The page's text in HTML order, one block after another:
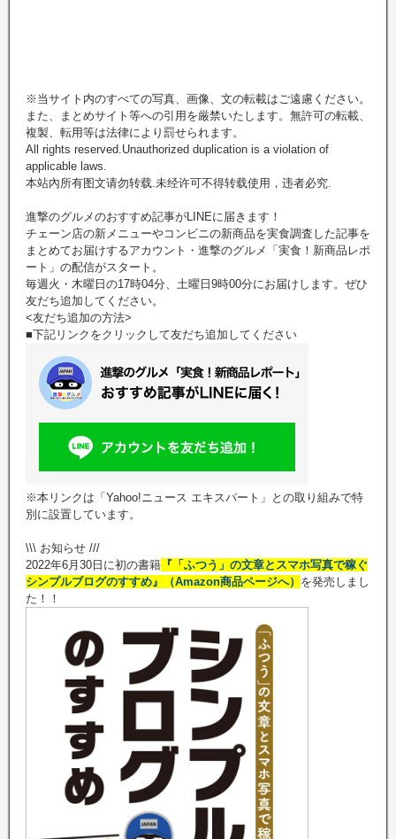
※当サイト内のすべての写真、画像、文の転載はご遠慮ください。
また、まとめサイト等への引用を厳禁いたします。無許可の転載、
複製、転用等は法律により罰せられます。
All rights reserved.Unauthorized duplication is a violation of
applicable laws.
本站內所有图文请勿转载.未经许可不得转载使用，违者必究.
進撃のグルメのおすすめ記事がLINEに届きます！
チェーン店の新メニューやコンビニの新商品を実食調査した記事を
まとめてお届けするアカウント・進撃のグルメ「実食！新商品レポ
ート」の配信がスタート。
毎週火・木曜日の17時04分、土曜日9時00分にお届けします。ぜひ
友だち追加してください。
<友だち追加の方法>
■下記リンクをクリックして友だち追加してください
※本リンクは「Yahoo!ニュース エキスパート」との取り組みで特
別に設置しています。
\\\ お知らせ ///
2022年6月30日に初の書籍 『「ふつう」の文章とスマホ写真で稼ぐ
シンプルブログのすすめ』（Amazon商品ページへ） を発売しまし
た！！